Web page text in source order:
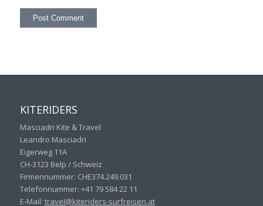
KITERIDERS
Masciadri Kite & Travel
Leandro Masciadri
Eigerweg 11A
CH-3123 Belp / Schweiz
Firmennummer: CHE374.249.031
Telefonnummer: +41 79 584 22 11
E-Mail: travel@kiteriders-surfreisen.at